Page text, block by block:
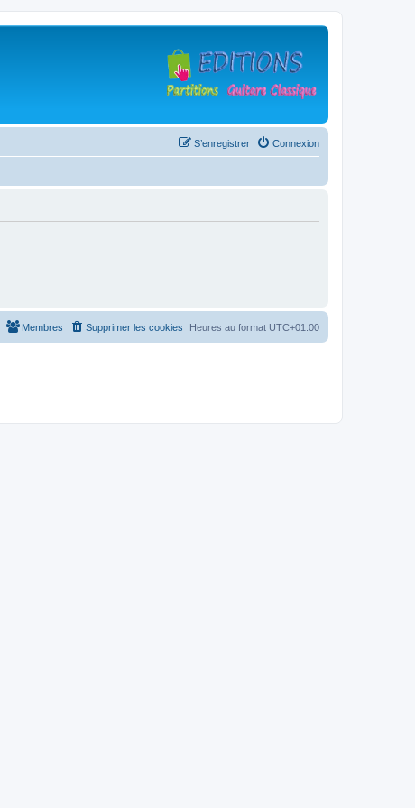
Connexion
S’enregistrer
Heures au format UTC+01:00
Supprimer les cookies
Membres